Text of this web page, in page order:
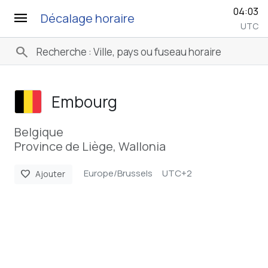
menu Décalage horaire 04:03
UTC
search
Embourg
Belgique
Province de Liège, Wallonia
favorite Ajouter Europe/Brussels UTC+2